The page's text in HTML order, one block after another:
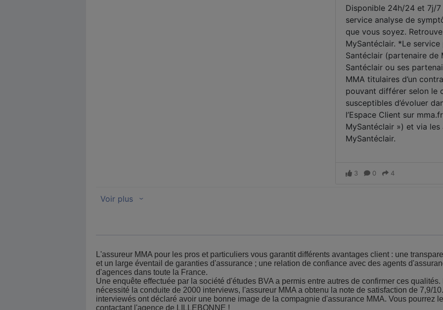
L'assureur MMA pour les pros et particuliers vous garantit différents avantages client : une
et un large éventail de garanties d'assurance ; une relation de confiance avec des agents
d'agences dans toute la France.
Une enquête effectuée par la société d'études BVA a permis entre autres de confirmer ces
nécessité la conduite de 2000 interviews, l'assureur MMA a obtenu la note de satisfaction de 7,9/
interviewés ont déclaré avoir une bonne image de la compagnie d'assurance MMA. Vous pourrez
contactant l'agence de LILLEBONNE !